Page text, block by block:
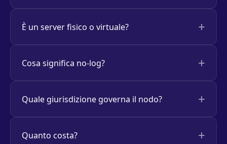
È un server fisico o virtuale?
Cosa significa no-log?
Quale giurisdizione governa il nodo?
Quanto costa?